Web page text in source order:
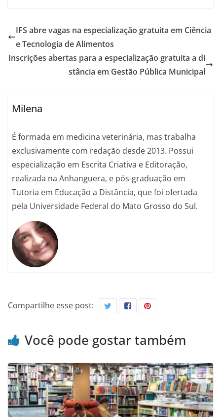
IFS abre vagas na especialização gratuita em Ciência
e Tecnologia de Alimentos
Inscrições abertas para a especialização gratuita a di
stância em Gestão Pública Municipal
Milena
É formada em medicina veterinária, mas trabalha
exclusivamente com redação desde 2013. Possui
especialização em Escrita Criativa e Editoração,
realizada na Anhanguera, e pós-graduação em
Tutoria em Educação a Distância, que foi ofertada
pela Universidade Federal do Mato Grosso do Sul.
Compartilhe esse post:
Você pode gostar também